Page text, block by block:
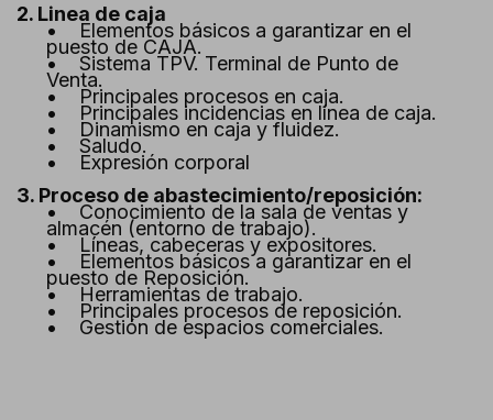
2. Linea de caja
• Elementos básicos a garantizar en el
puesto de CAJA.
• Sistema TPV. Terminal de Punto de
Venta.
• Principales procesos en caja.
• Principales incidencias en línea de caja.
• Dinamismo en caja y fluidez.
• Saludo.
• Expresión corporal
3. Proceso de abastecimiento/reposición:
• Conocimiento de la sala de ventas y
almacén (entorno de trabajo).
• Líneas, cabeceras y expositores.
• Elementos básicos a garantizar en el
puesto de Reposición.
• Herramientas de trabajo.
• Principales procesos de reposición.
• Gestión de espacios comerciales.